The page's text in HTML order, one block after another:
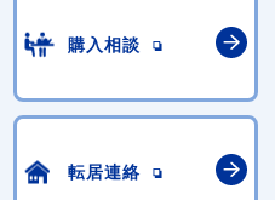
購入相談
転居連絡